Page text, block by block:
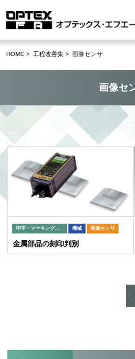
HOME 工程改善集 画像センサ
画像セ
印字・マーキング検査 機械 画像センサ
金属部品の刻印判別